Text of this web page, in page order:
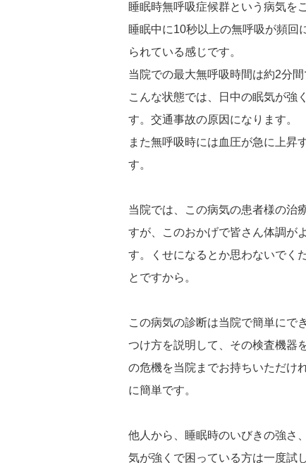
睡眠時無呼吸症候群という病気を
睡眠中に10秒以上の無呼吸が頻回
られている感じです。
当院での最大無呼吸時間は約2分間
こんな状態では、日中の眠気が強
す。交通事故の原因になります。
また無呼吸時には血圧が急に上昇
す。
当院では、この病気の患者様の治
すが、このおかげで皆さん体調が
す。くせになるとか思わないでく
とですから。
この病気の診断は当院で簡単にで
つけ方を説明して、その検査機器
の危機を当院までお持ちいただけ
に簡単です。
他人から、睡眠時のいびきの強さ
気が強くで困っている方は一度試